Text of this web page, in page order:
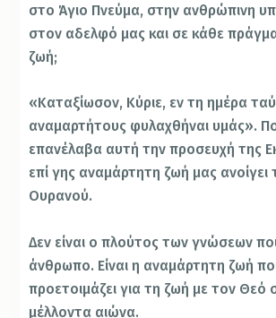
στο Άγιο Πνεύμα, στην ανθρώπινη
στον αδελφό μας και σε κάθε
ζωή;
«Καταξίωσον, Κύριε, εν τη ημέρα
αναμαρτήτους φυλαχθήναι υμάς».
επανέλαβα αυτή την προσευχή της
επί γης αναμάρτητη ζωή μας ανοίγει
Ουρανού.
Δεν είναι ο πλούτος των γνώσεων
άνθρωπο. Είναι η αναμάρτητη ζωή
προετοιμάζει για τη ζωή με τον Θεό
μέλλοντα αιώνα.